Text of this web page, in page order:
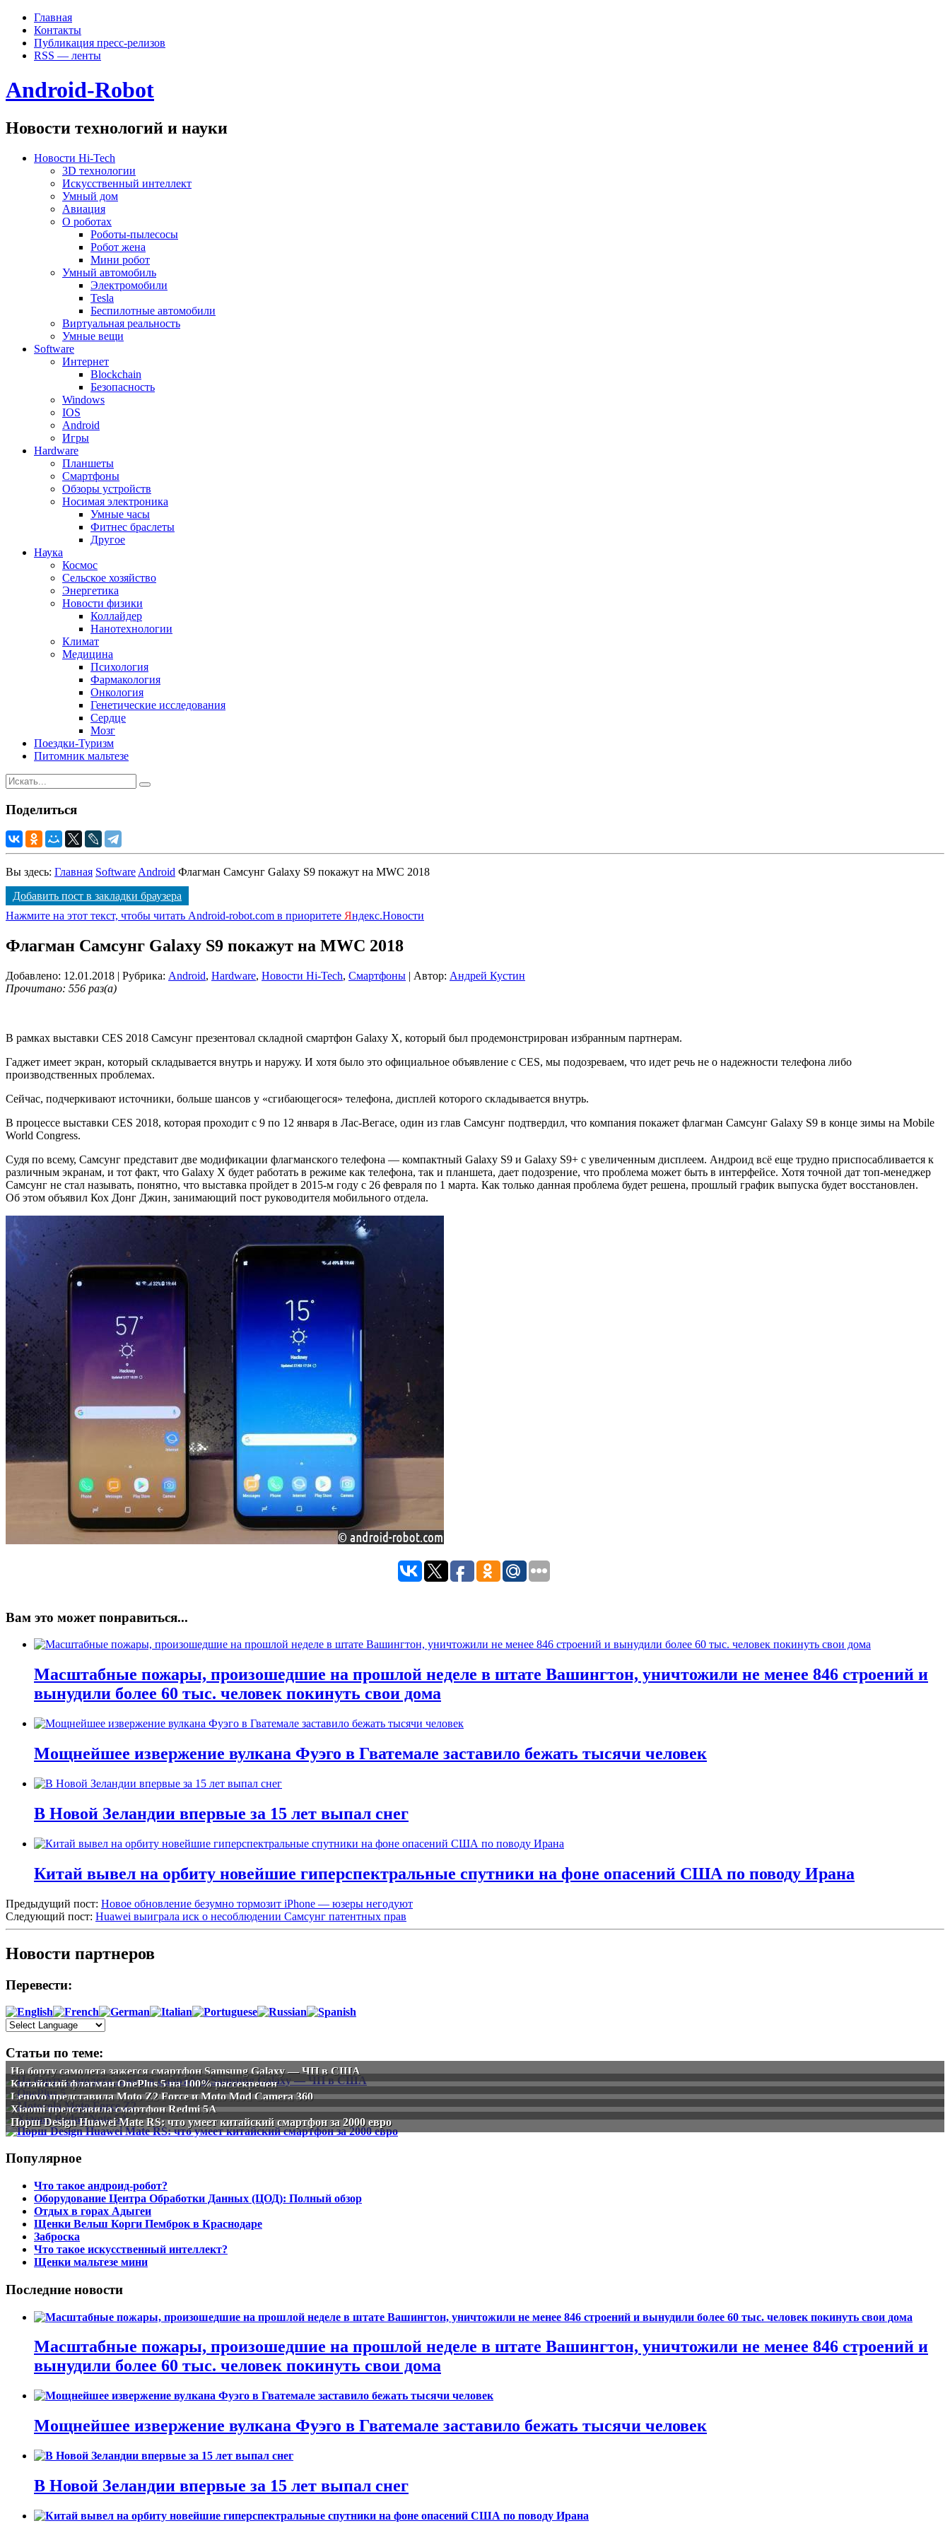
Главная
Контакты
Публикация пресс-релизов
RSS — ленты
Android-Robot
Новости технологий и науки
Новости Hi-Tech
3D технологии
Искусственный интеллект
Умный дом
Авиация
О роботах
Роботы-пылесосы
Робот жена
Мини робот
Умный автомобиль
Электромобили
Tesla
Беспилотные автомобили
Виртуальная реальность
Умные вещи
Software
Интернет
Blockchain
Безопасность
Windows
IOS
Android
Игры
Hardware
Планшеты
Смартфоны
Обзоры устройств
Носимая электроника
Умные часы
Фитнес браслеты
Другое
Наука
Космос
Сельское хозяйство
Энергетика
Новости физики
Коллайдер
Нанотехнологии
Климат
Медицина
Психология
Фармакология
Онкология
Генетические исследования
Сердце
Мозг
Поездки-Туризм
Питомник мальтезе
Поделиться
Вы здесь: Главная Software Android Флагман Самсунг Galaxy S9 покажут на MWC 2018
Добавить пост в закладки браузера
Нажмите на этот текст, чтобы читать Android-robot.com в приоритете Яндекс.Новости
Флагман Самсунг Galaxy S9 покажут на MWC 2018
Добавлено: 12.01.2018 | Рубрика: Android, Hardware, Новости Hi-Tech, Смартфоны | Автор: Андрей Кустин
Прочитано: 556 раз(а)
В рамках выставки CES 2018 Самсунг презентовал складной смартфон Galaxy X, который был продемонстрирован избранным партнерам.
Гаджет имеет экран, который складывается внутрь и наружу. И хотя было это официальное объявление с CES, мы подозреваем, что идет речь не о надежности телефона либо
производственных проблемах.
Сейчас, подчеркивают источники, больше шансов у «сгибающегося» телефона, дисплей которого складывается внутрь.
В процессе выставки CES 2018, которая проходит с 9 по 12 января в Лас-Вегасе, один из глав Самсунг подтвердил, что компания покажет флагман Самсунг Galaxy S9 в конце зимы на Mobile
World Congress.
Судя по всему, Самсунг представит две модификации флагманского телефона — компактный Galaxy S9 и Galaxy S9+ с увеличенным дисплеем. Андроид всё еще трудно приспосабливается к
различным экранам, и тот факт, что Galaxy X будет работать в режиме как телефона, так и планшета, дает подозрение, что проблема может быть в интерфейсе. Хотя точной дат топ-менеджер
Самсунг не стал называть, понятно, что выставка пройдет в 2015-м году с 26 февраля по 1 марта. Как только данная проблема будет решена, прошлый график выпуска будет восстановлен.
Об этом объявил Кох Донг Джин, занимающий пост руководителя мобильного отдела.
Вам это может понравиться...
Масштабные пожары, произошедшие на прошлой неделе в штате Вашингтон, уничтожили не менее 846 строений и
вынудили более 60 тыс. человек покинуть свои дома
Мощнейшее извержение вулкана Фуэго в Гватемале заставило бежать тысячи человек
В Новой Зеландии впервые за 15 лет выпал снег
Китай вывел на орбиту новейшие гиперспектральные спутники на фоне опасений США по поводу Ирана
Предыдущий пост: Новое обновление безумно тормозит iPhone — юзеры негодуют
Следующий пост: Huawei выиграла иск о несоблюдении Самсунг патентных прав
Новости партнеров
Перевести:
Статьи по теме:
На борту самолета зажегся смартфон Samsung Galaxy — ЧП в США
Китайский флагман OnePlus 5 на 100% рассекречен
Lenovo представила Moto Z2 Force и Moto Mod Camera 360
Xiaomi представила смартфон Redmi 5A
Порш Design Huawei Mate RS: что умеет китайский смартфон за 2000 евро
Популярное
Что такое андроид-робот?
Оборудование Центра Обработки Данных (ЦОД): Полный обзор
Отдых в горах Адыгеи
Щенки Вельш Корги Пемброк в Краснодаре
Заброска
Что такое искусственный интеллект?
Щенки мальтезе мини
Последние новости
Масштабные пожары, произошедшие на прошлой неделе в штате Вашингтон, уничтожили не менее 846 строений и
вынудили более 60 тыс. человек покинуть свои дома
Мощнейшее извержение вулкана Фуэго в Гватемале заставило бежать тысячи человек
В Новой Зеландии впервые за 15 лет выпал снег